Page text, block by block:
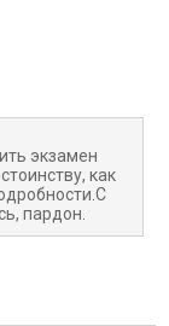
экзамен
как
пардон.